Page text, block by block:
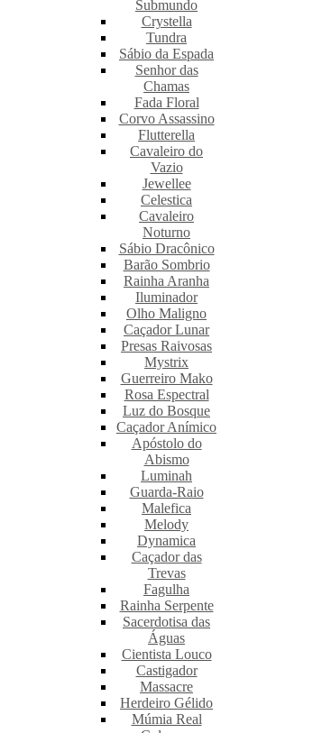
Submundo
Crystella
Tundra
Sábio da Espada
Senhor das
Chamas
Fada Floral
Corvo Assassino
Flutterella
Cavaleiro do
Vazio
Jewellee
Celestica
Cavaleiro
Noturno
Sábio Dracônico
Barão Sombrio
Rainha Aranha
Iluminador
Olho Maligno
Caçador Lunar
Presas Raivosas
Mystrix
Guerreiro Mako
Rosa Espectral
Luz do Bosque
Caçador Anímico
Apóstolo do
Abismo
Luminah
Guarda-Raio
Malefica
Melody
Dynamica
Caçador das
Trevas
Fagulha
Rainha Serpente
Sacerdotisa das
Águas
Cientista Louco
Castigador
Massacre
Herdeiro Gélido
Múmia Real